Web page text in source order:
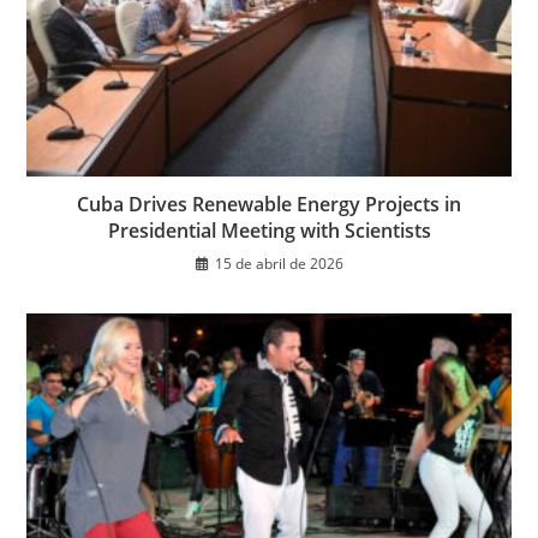
Cuba Drives Renewable Energy Projects in
Presidential Meeting with Scientists
15 de abril de 2026